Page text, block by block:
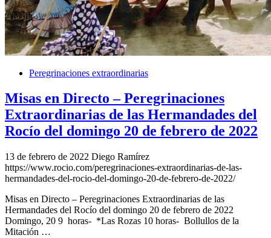
Peregrinaciones extraordinarias
Misas en Directo – Peregrinaciones
Extraordinarias de las Hermandades del
Rocío del domingo 20 de febrero de 2022
13 de febrero de 2022 Diego Ramírez
https://www.rocio.com/peregrinaciones-extraordinarias-de-las-
hermandades-del-rocio-del-domingo-20-de-febrero-de-2022/
Misas en Directo – Peregrinaciones Extraordinarias de las
Hermandades del Rocío del domingo 20 de febrero de 2022
Domingo, 20 9 horas- *Las Rozas 10 horas- Bollullos de la
Mitación …